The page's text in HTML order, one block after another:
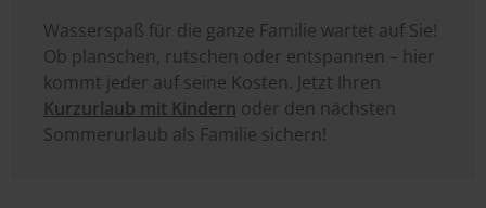
Wasserspaß für die ganze Familie wartet auf Sie!
Ob planschen, rutschen oder entspannen – hier
kommt jeder auf seine Kosten. Jetzt Ihren
Kurzurlaub mit Kindern oder den nächsten
Sommerurlaub als Familie sichern!